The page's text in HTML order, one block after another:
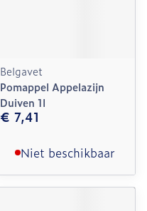
Belgavet
Pomappel Appelazijn
Duiven 1l
€ 7,41
Niet beschikbaar